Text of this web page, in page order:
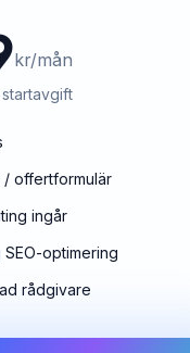
kr/mån
/ offertformulär
ingår
SEO-optimering
rådgivare